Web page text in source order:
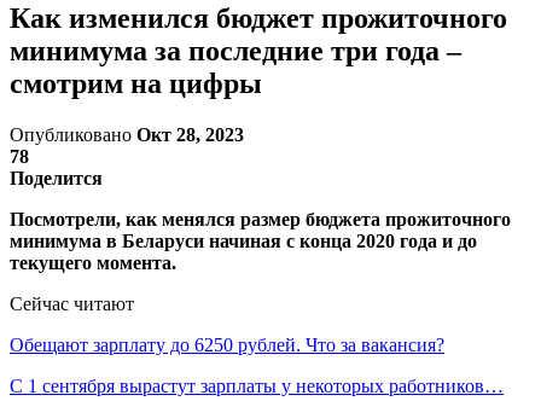
Как изменился бюджет прожиточного
минимума за последние три года –
смотрим на цифры
Опубликовано Окт 28, 2023
78
Поделится
Посмотрели, как менялся размер бюджета прожиточного
минимума в Беларуси начиная с конца 2020 года и до
текущего момента.
Сейчас читают
Обещают зарплату до 6250 рублей. Что за вакансия?
С 1 сентября вырастут зарплаты у некоторых работников…